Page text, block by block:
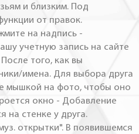
и близким. Под
от правок.
на надпись -
учетную запись на сайте
того, как вы
имена. Для выбора друга
мышкой на фото, чтобы оно
окно - Добавление
на стенке у друга.
открытки". В появившемся